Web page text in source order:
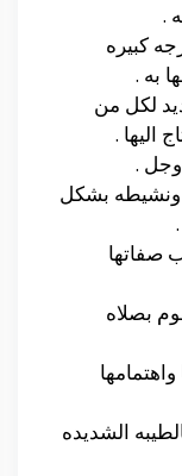
.
كبيره
به .
لكل من
اليها .
وجل .
ونشيطه بشكل
صفاتها
بصلاه
الشديده